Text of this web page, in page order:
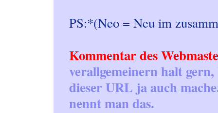
PS:*(Neo = Neu im
Kommentar des
verallgemeinern halt
dieser URL ja auch
nennt man das.